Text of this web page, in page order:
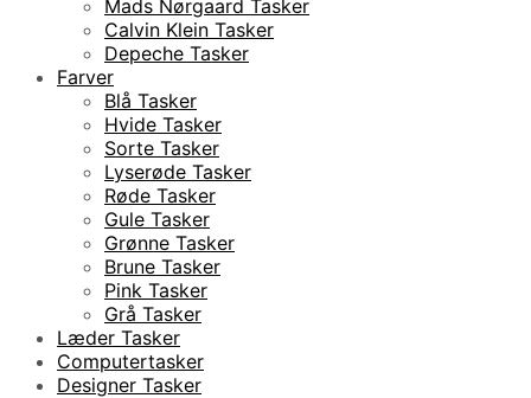
Mads Nørgaard Tasker
Calvin Klein Tasker
Depeche Tasker
Farver
Blå Tasker
Hvide Tasker
Sorte Tasker
Lyserøde Tasker
Røde Tasker
Gule Tasker
Grønne Tasker
Brune Tasker
Pink Tasker
Grå Tasker
Læder Tasker
Computertasker
Designer Tasker